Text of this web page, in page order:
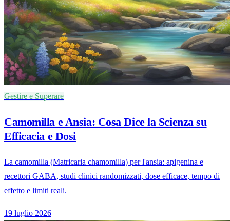
Gestire e Superare
Camomilla e Ansia: Cosa Dice la Scienza su
Efficacia e Dosi
La camomilla (Matricaria chamomilla) per l'ansia: apigenina e
recettori GABA, studi clinici randomizzati, dose efficace, tempo di
effetto e limiti reali.
19 luglio 2026